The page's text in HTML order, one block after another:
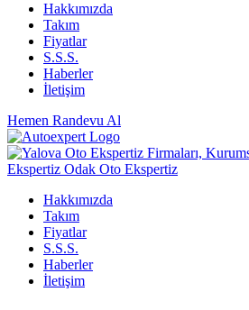
Hakkımızda
Takım
Fiyatlar
S.S.S.
Haberler
İletişim
Hemen Randevu Al
Hakkımızda
Takım
Fiyatlar
S.S.S.
Haberler
İletişim